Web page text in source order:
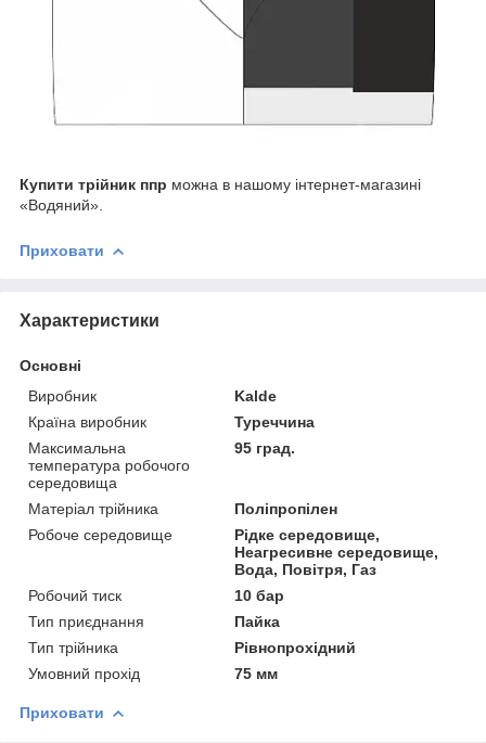
Купити трійник ппр можна в нашому інтернет-магазині
«Водяний».
Приховати
Характеристики
Основні
Виробник
Kalde
Країна виробник
Туреччина
Максимальна
температура робочого
середовища
95 град.
Матеріал трійника
Поліпропілен
Робоче середовище
Рідке середовище,
Неагресивне середовище,
Вода, Повітря, Газ
Робочий тиск
10 бар
Тип приєднання
Пайка
Тип трійника
Рівнопрохідний
Умовний прохід
75 мм
Приховати